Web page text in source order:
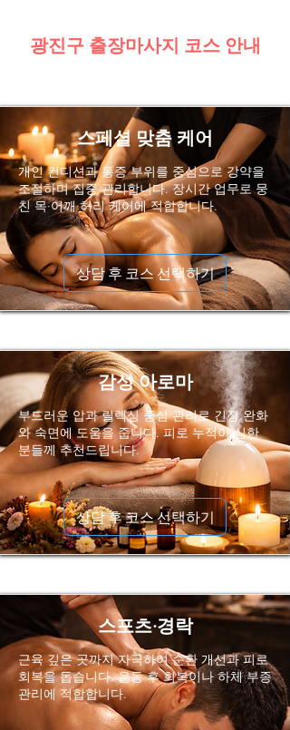
광진구 출장마사지 코스 안내
스페셜 맞춤 케어
개인 컨디션과 통증 부위를 중심으로 강약을
조절하며 집중 관리합니다. 장시간 업무로 뭉
친 목·어깨·허리 케어에 적합합니다.
상담 후 코스 선택하기
감성 아로마
부드러운 압과 릴렉싱 중심 관리로 긴장 완화
와 숙면에 도움을 줍니다. 피로 누적이 심한
분들께 추천드립니다.
상담 후 코스 선택하기
스포츠·경락
근육 깊은 곳까지 자극하여 순환 개선과 피로
회복을 돕습니다. 운동 후 회복이나 하체 부종
관리에 적합합니다.